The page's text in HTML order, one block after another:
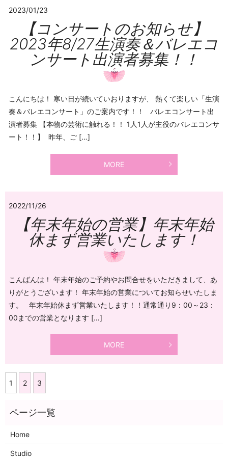
2023/01/23
【コンサートのお知らせ】
2023年8/27生演奏＆バレエコ
ンサート出演者募集！！
こんにちは！ 寒い日が続いていおりますが、 熱くて楽しい「生演
奏＆バレエコンサート」のご案内です！！ バレエコンサート出
演者募集 【本物の芸術に触れる！！ 1人1人が主役のバレエコンサ
ート！！】 昨年、ご […]
MORE
2022/11/26
【年末年始の営業】年末年始
休まず営業いたします！
こんばんは！ 年末年始のご予約やお問合せをいただきまして、あ
りがとうございます！ 年末年始の営業についてお知らせいたしま
す。 年末年始休まず営業いたします！！通常通り9：00～23：
00までの営業となります […]
MORE
1 2 3
Home
Studio